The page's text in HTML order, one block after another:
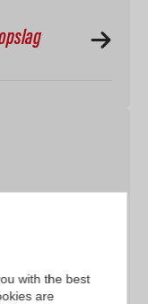
with the best
are